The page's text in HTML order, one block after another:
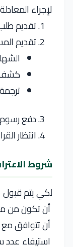
لإجراء
تقديم
تقديم
كشف
دفع رسوم
انتظار
شروط
لكي يتم
أن تكون من
أن تتوافق مع
استيفاء عدد